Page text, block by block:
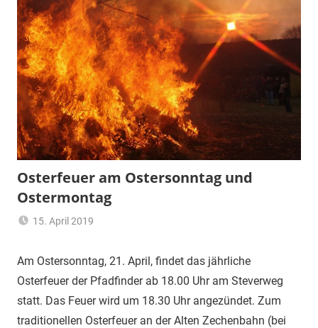
Osterfeuer am Ostersonntag und
Ostermontag
15. April 2019
Temme
Am Ostersonntag, 21. April, findet das jährliche
Osterfeuer der Pfadfinder ab 18.00 Uhr am Steverweg
statt. Das Feuer wird um 18.30 Uhr angezündet. Zum
traditionellen Osterfeuer an der Alten Zechenbahn (bei